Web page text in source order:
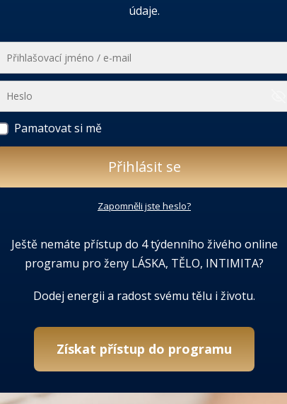
údaje.
Pamatovat si mě
Přihlásit se
Zapomněli jste heslo?
Ještě nemáte přístup do 4 týdenního živého online
programu pro ženy LÁSKA, TĚLO, INTIMITA?
Dodej energii a radost svému tělu i životu.
Získat přístup do programu